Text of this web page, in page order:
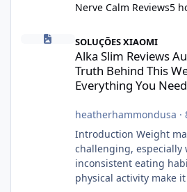
Nerve Calm Reviews5
Alka Slim Reviews Australia 2026:
SOLUÇÕES XIAOMI
Alka Slim Reviews
Truth Behind This
Everything You
heatherhammondusa ·
Introduction Weight
challenging, especially
inconsistent eating
physical activity make